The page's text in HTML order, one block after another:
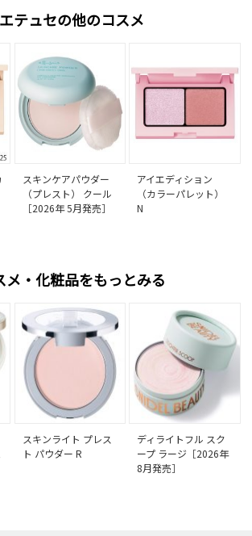
エテュセの他のコスメ
スキンケアパウダー
（プレスト） クール
［2026年 5月発売］
アイエディション
（カラーパレット）
N
メ・化粧品をもっとみる
スキンライト プレス
ト パウダー R
ディライトフル スク
ープ ラージ［2026年
8月発売］